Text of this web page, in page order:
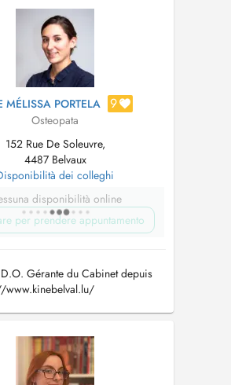
MÉLISSA PORTELA 9
Osteopata
152 Rue De Soleuvre,
4487 Belvaux
dei colleghi
disponibilità online
per prendere appuntamento
Gérante du Cabinet depuis
www.kinebelval.lu/